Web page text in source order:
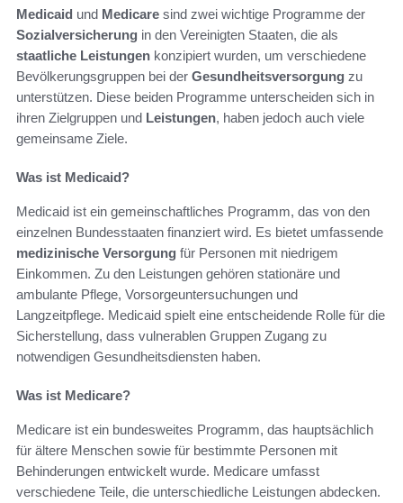
Medicaid und Medicare sind zwei wichtige Programme der
Sozialversicherung in den Vereinigten Staaten, die als
staatliche Leistungen konzipiert wurden, um verschiedene
Bevölkerungsgruppen bei der Gesundheitsversorgung zu
unterstützen. Diese beiden Programme unterscheiden sich in
ihren Zielgruppen und Leistungen, haben jedoch auch viele
gemeinsame Ziele.
Was ist Medicaid?
Medicaid ist ein gemeinschaftliches Programm, das von den
einzelnen Bundesstaaten finanziert wird. Es bietet umfassende
medizinische Versorgung für Personen mit niedrigem
Einkommen. Zu den Leistungen gehören stationäre und
ambulante Pflege, Vorsorgeuntersuchungen und
Langzeitpflege. Medicaid spielt eine entscheidende Rolle für die
Sicherstellung, dass vulnerablen Gruppen Zugang zu
notwendigen Gesundheitsdiensten haben.
Was ist Medicare?
Medicare ist ein bundesweites Programm, das hauptsächlich
für ältere Menschen sowie für bestimmte Personen mit
Behinderungen entwickelt wurde. Medicare umfasst
verschiedene Teile, die unterschiedliche Leistungen abdecken.